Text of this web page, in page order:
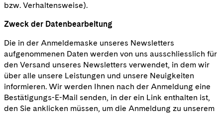
bzw. Verhaltensweise).
Zweck der Datenbearbeitung
Die in der Anmeldemaske unseres Newsletters
aufgenommenen Daten werden von uns ausschliesslich für
den Versand unseres Newsletters verwendet, in dem wir
über alle unsere Leistungen und unsere Neuigkeiten
informieren. Wir werden Ihnen nach der Anmeldung eine
Bestätigungs-E-Mail senden, in der ein Link enthalten ist,
den Sie anklicken müssen, um die Anmeldung zu unserem